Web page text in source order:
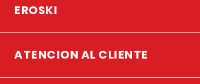
EROSKI
ATENCION AL CLIENTE